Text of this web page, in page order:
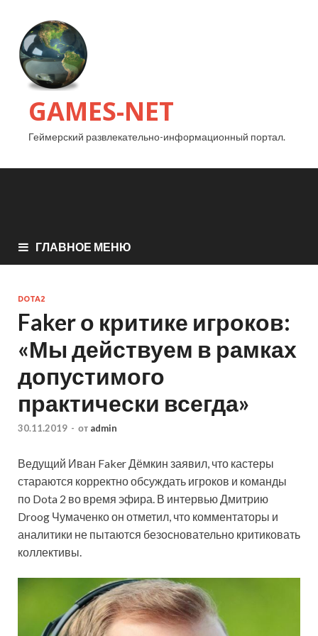
GAMES-NET
Геймерский развлекательно-информационный портал.
ГЛАВНОЕ МЕНЮ
DOTA2
Faker о критике игроков:
«Мы действуем в рамках
допустимого
практически всегда»
30.11.2019 - от admin
Ведущий Иван Faker Дёмкин заявил, что кастеры
стараются корректно обсуждать игроков и команды
по Dota 2 во время эфира. В интервью Дмитрию
Droog Чумаченко он отметил, что комментаторы и
аналитики не пытаются безосновательно критиковать
коллективы.